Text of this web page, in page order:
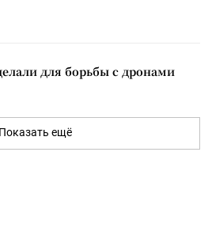
для борьбы с дронами
Показать ещё